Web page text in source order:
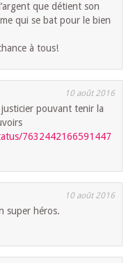
que détient son
qui se bat pour le bien
à tous!
10 août 2016
pouvant tenir la
7632442166591447
10 août 2016
super héros.